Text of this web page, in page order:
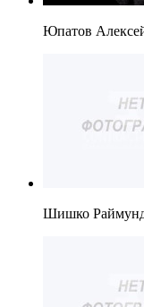
Юпатов
Шишко